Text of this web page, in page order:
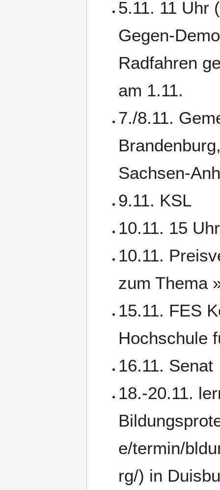
5.11. 11 Uhr
Gegen-
Radfahren
am 1.11.
7./8.11.
Sachsen-
9.11. KSL
10.11. 15
10.11.
zum Thema
15.11. FES
Hochschule
16.11. Senat
18.-20.11.
in